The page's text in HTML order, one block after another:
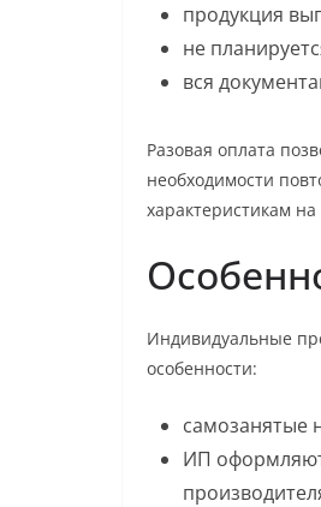
продукция
не
вся
Разовая оплата
необходимости
характеристикам
Индивидуальные
особенности:
самозанятые
ИП